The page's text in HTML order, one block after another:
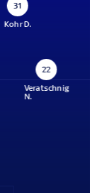
31
Kohr D.
22
Veratschnig
N.